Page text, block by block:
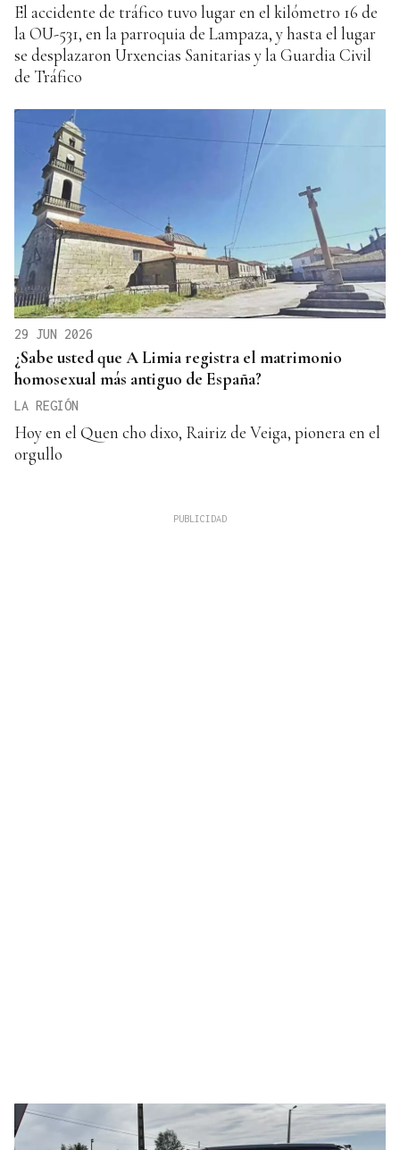
El accidente de tráfico tuvo lugar en el kilómetro 16 de
la OU-531, en la parroquia de Lampaza, y hasta el lugar
se desplazaron Urxencias Sanitarias y la Guardia Civil
de Tráfico
29 JUN 2026
¿Sabe usted que A Limia registra el matrimonio
homosexual más antiguo de España?
LA REGIÓN
Hoy en el Quen cho dixo, Rairiz de Veiga, pionera en el
orgullo